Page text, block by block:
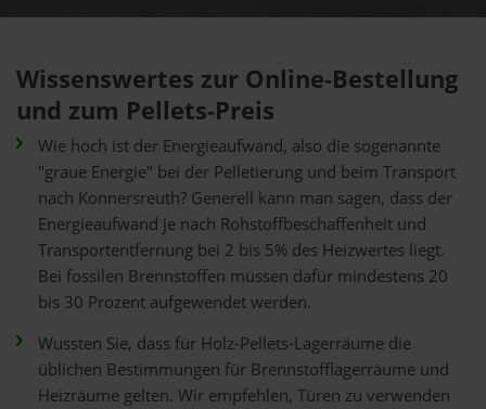
Wissenswertes zur Online-Bestellung
und zum Pellets-Preis
Wie hoch ist der Energieaufwand, also die sogenannte
"graue Energie" bei der Pelletierung und beim Transport
nach Konnersreuth? Generell kann man sagen, dass der
Energieaufwand je nach Rohstoffbeschaffenheit und
Transportentfernung bei 2 bis 5% des Heizwertes liegt.
Bei fossilen Brennstoffen müssen dafür mindestens 20
bis 30 Prozent aufgewendet werden.
Wussten Sie, dass für Holz-Pellets-Lagerräume die
üblichen Bestimmungen für Brennstofflagerräume und
Heizräume gelten. Wir empfehlen, Türen zu verwenden